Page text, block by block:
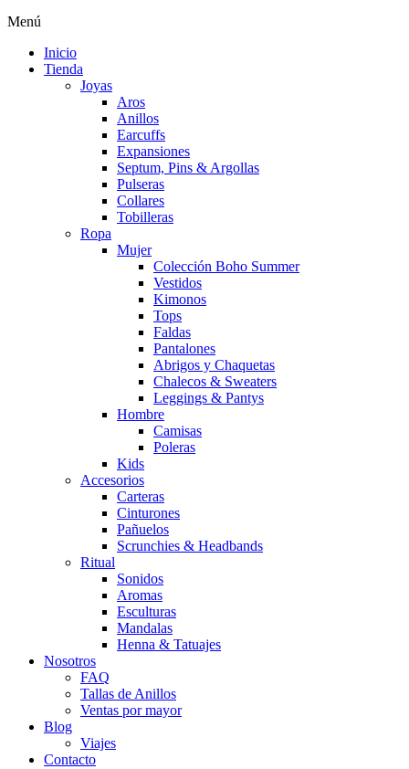
Menú
Inicio
Tienda
Joyas
Aros
Anillos
Earcuffs
Expansiones
Septum, Pins & Argollas
Pulseras
Collares
Tobilleras
Ropa
Mujer
Colección Boho Summer
Vestidos
Kimonos
Tops
Faldas
Pantalones
Abrigos y Chaquetas
Chalecos & Sweaters
Leggings & Pantys
Hombre
Camisas
Poleras
Kids
Accesorios
Carteras
Cinturones
Pañuelos
Scrunchies & Headbands
Ritual
Sonidos
Aromas
Esculturas
Mandalas
Henna & Tatuajes
Nosotros
FAQ
Tallas de Anillos
Ventas por mayor
Blog
Viajes
Contacto